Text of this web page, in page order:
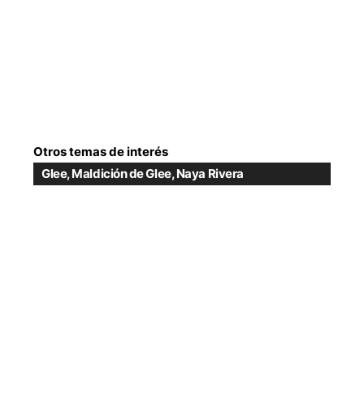
Otros temas de interés
Glee,Maldición de Glee,Naya Rivera